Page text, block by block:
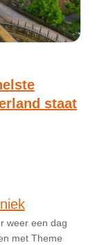
staat
weer een dag
met Theme